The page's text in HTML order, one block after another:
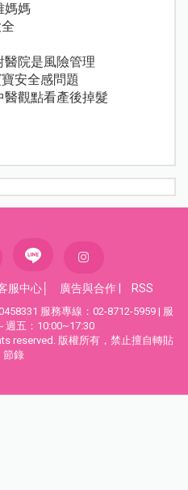
媽媽
醫院是風險管理
安全感問題
醫觀點看產後掉髮
服中心 廣告與合作| RSS
服務專線：02-8712-5959 | 服
週五：10:00~17:30
reserved. 版權所有，禁止擅自轉貼
節錄